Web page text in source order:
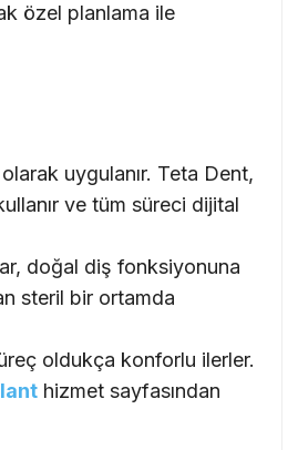
özel planlama ile
uygulanır. Teta Dent,
ve tüm süreci dijital
doğal diş fonksiyonuna
steril bir ortamda
oldukça konforlu ilerler.
hizmet sayfasından